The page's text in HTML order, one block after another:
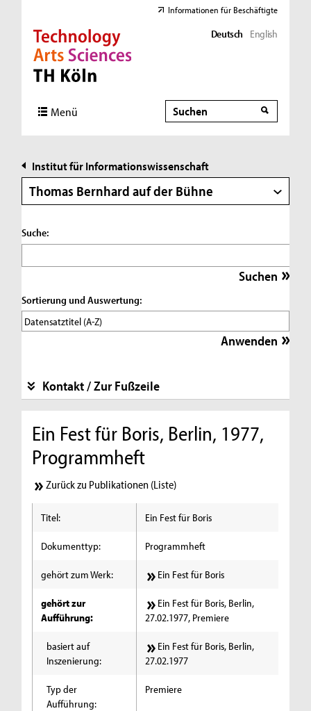
Direkt zur Hauptnavigation
Direkt zur Subnavigation
Direkt zum Inhalt
Direkt zum Fußbereich
Informationen für Beschäftigte
Deutsch English
Menü Suche
Suche
Institut für Informationswissenschaft
Thomas Bernhard auf der Bühne
Suche:
Sortierung und Auswertung:
Kontakt / Zur Fußzeile
Ein Fest für Boris, Berlin, 1977,
Programmheft
Zurück zu Publikationen (Liste)
Titel: Ein Fest für Boris
Dokumenttyp: Programmheft
gehört zum Werk: Ein Fest für Boris
gehört zur
Aufführung:
Ein Fest für Boris, Berlin,
27.02.1977, Premiere
basiert auf
Inszenierung:
Ein Fest für Boris, Berlin,
27.02.1977
Typ der
Aufführung:
Premiere